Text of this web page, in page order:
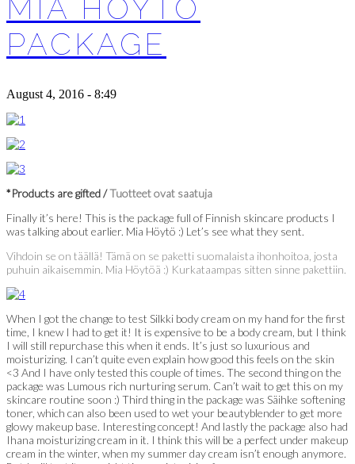
MIA HÖYTÖ
PACKAGE
August 4, 2016 - 8:49
*Products are gifted /Tuotteet ovat saatuja
Finally it’s here! This is the package full of Finnish skincare products I
was talking about earlier. Mia Höytö :) Let’s see what they sent.
Vihdoin se on täällä! Tämä on se paketti suomalaista ihonhoitoa, josta
puhuin aikaisemmin. Mia Höytöä :) Kurkataampas sitten sinne pakettiin.
When I got the change to test Silkki body cream on my hand for the first
time, I knew I had to get it! It is expensive to be a body cream, but I think
I will still repurchase this when it ends. It’s just so luxurious and
moisturizing. I can’t quite even explain how good this feels on the skin
<3 And I have only tested this couple of times. The second thing on the
package was Lumous rich nurturing serum. Can’t wait to get this on my
skincare routine soon :) Third thing in the package was Säihke softening
toner, which can also been used to wet your beautyblender to get more
glowy makeup base. Interesting concept! And lastly the package also had
Ihana moisturizing cream in it. I think this will be a perfect under makeup
cream in the winter, when my summer day cream isn’t enough anymore.